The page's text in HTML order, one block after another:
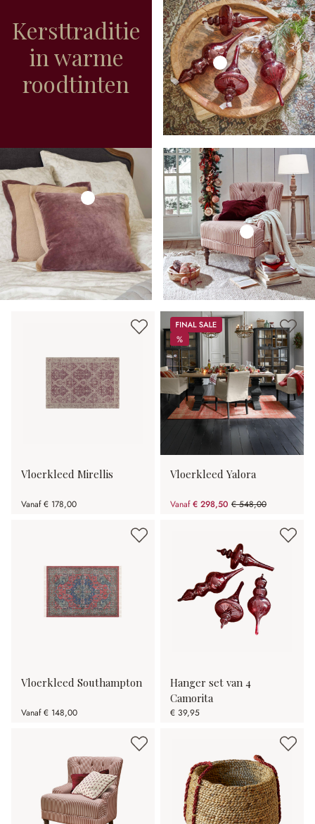
Kersttraditie
in warme
roodtinten
Vloerkleed Mirellis
Vanaf € 178,00
Sale
%
%
Vloerkleed Yalora
Vanaf € 298,50 € 548,00
(45.53% gespart)
Vloerkleed Southampton
Vanaf € 148,00
Hanger set van 4
Camorita
€ 39,95